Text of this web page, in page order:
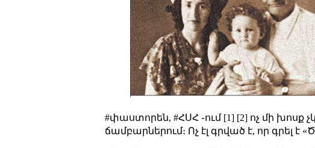
#փաստորեն, #ՀՍՀ ֊ում [1] [2] ոչ մի խոսք
ճամբարներում։ Ոչ էլ գրված է, որ գրել է